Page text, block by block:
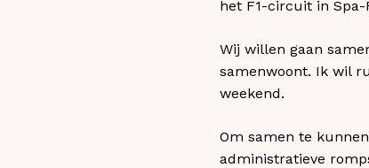
het F1-circuit in
Wij willen gaan
samenwoont. Ik wil
weekend.
Om samen te
administratieve